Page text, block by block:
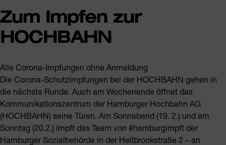
Zum Impfen zur
HOCHBAHN
Alle Corona-Impfungen ohne Anmeldung
Die Corona-Schutzimpfungen bei der HOCHBAHN gehen in
die nächste Runde. Auch am Wochenende öffnet das
Kommunikationszentrum der Hamburger Hochbahn AG
(HOCHBAHN) seine Türen. Am Sonnabend (19. 2.) und am
Sonntag (20.2.) impft das Team von #hamburgimpft der
Hamburger Sozialbehörde in der Hellbrookstraße 2 – an